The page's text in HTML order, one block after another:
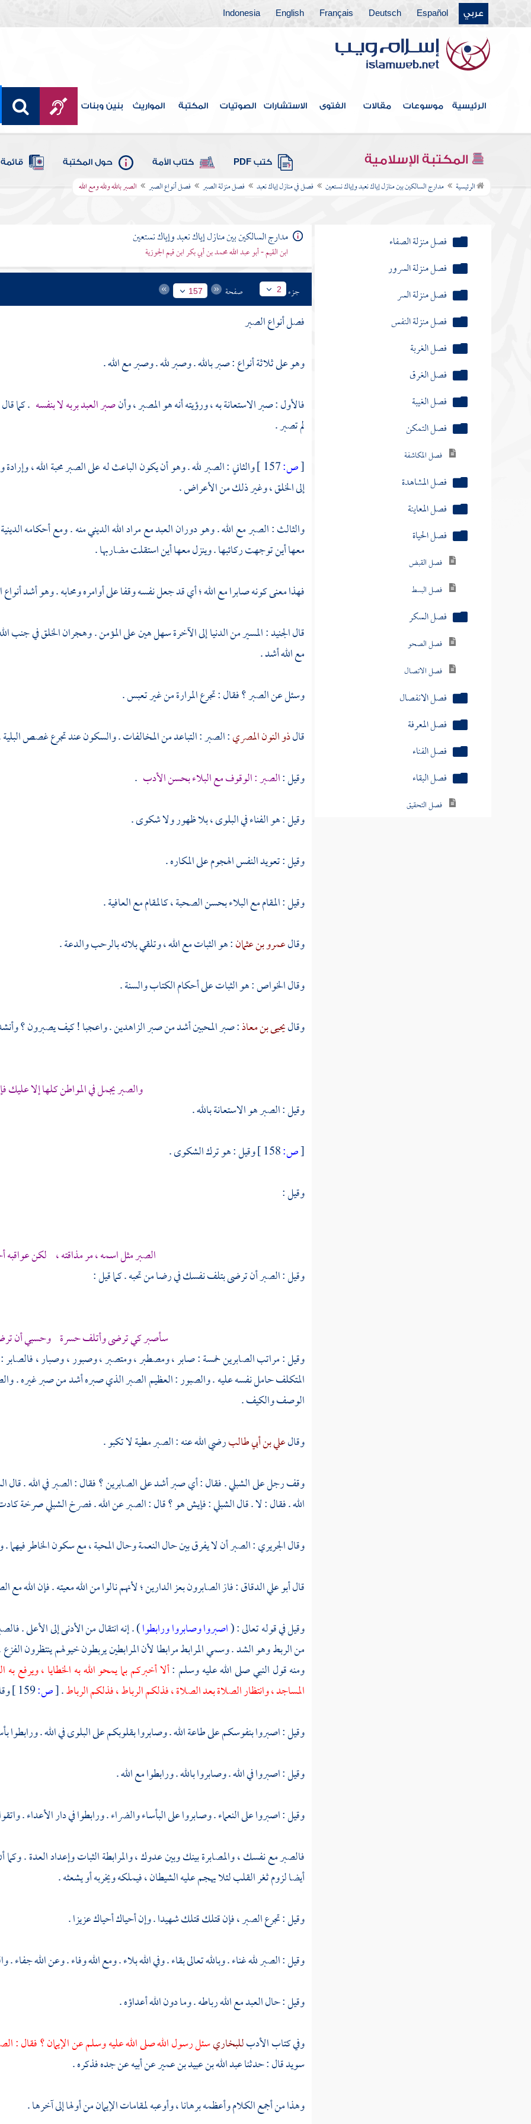
عربي Español
Deutsch
Français
English
Indonesia
الرئيسية موسوعات مقالات الفتوى الاستشارات الصوتيات المكتبة المواريث بنين وبنات
المكتبة الإسلامية كتب PDF كتاب الأمة حول المكتبة
الرئيسية مدارج السالكين بين منازل إياك نعبد وإياك نستعين فصل في منازل إياك نعبد فصل منزلة الصبر فصل أنواع الصبر الصبر بالله ولله ومع الله
فصل أنواع الصبر
الصبر بالله ولله ومع الله
فصل الصبر أصعب المنازل على
فصل درجات الصبر
فصل منزلة الرضا
فصل منزلة الصدق
فصل منزلة الإيثار
فصل منزلة الخلق
فصل منزلة التواضع
فصل منزلة الفتوة
فصل منزلة المروءة
فصل منزلة البسط
فصل منزلة العزم
فصل منزلة الإرادة
فصل منزلة الأدب
فصل منزلة اليقين
فصل منزلة الأنس بالله
فصل منزلة الذكر
فصل منزلة الفقر
فصل منزلة الغنى
فصل منزلة المراد
فصل منزلة الإحسان
فصل منزلة العلم
فصل منزلة الحكمة
فصل منزلة الفراسة
فصل منزلة التعظيم
منزلة الإلهام والإفهام والوحي والتحديث
مدارج السالكين بين منازل إياك نعبد وإياك نستعين
ابن القيم - أبو عبد الله محمد بن أبي بكر ابن قيم الجوزية
جزء 2 صفحة 157
فصل أنواع الصبر
وهو على ثلاثة أنواع : صبر بالله . وصبر لله . وصبر مع الله .
فالأول : صبر الاستعانة به ، ورؤيته أنه هو المصبر ، وأنصبر العبد بربه لا بنفسه . كما
لم تصبر .
[ص:
والثاني : الصبر لله . وهو أن يكون الباعث له على الصبر محبة الله ،
إلى الخلق ، وغير ذلك من الأعراض .
والثالث : الصبر مع الله . وهو دوران العبد مع مراد الله الديني منه . ومع أحكامه
معها أين توجهت ركائبها . وينزل معها أين استقلت مضاربها .
فهذا معنى كونه صابرا مع الله ؛ أي قد جعل نفسه وقفا على أوامره ومحابه . وهو أشد
قالالجنيد: المسير من الدنيا إلى الآخرة سهل هين على المؤمن . وهجران الخلق في جنب
مع الله أشد .
وسئل عن الصبر ؟ فقال : تجرع المرارة من غير تعبس .
قالذو النون المصري: الصبر : التباعد من المخالفات . والسكون عند تجرع غصص
وقيل :الصبر : الوقوف مع البلاء بحسن الأدب .
وقيل : هو الفناء في البلوى ، بلا ظهور ولا شكوى .
وقيل : تعويد النفس الهجوم على المكاره .
وقيل : المقام مع البلاء بحسن الصحبة ، كالمقام مع العافية .
وقالعمرو بن عثمان: هو الثبات مع الله ، وتلقي بلائه بالرحب والدعة .
وقالالخواص: هو الثبات على أحكام الكتاب والسنة .
وقاليحيى بن معاذ: صبر المحبين أشد من صبر الزاهدين . واعجبا ! كيف يصبرون ؟
والصبر يجمل في المواطن كلها إلا عليك
وقيل : الصبر هو الاستعانة بالله .
[ص:
وقيل : هو ترك الشكوى .
وقيل :
الصبر مثل اسمه ، مر مذاقته ، لكن عواقبه
وقيل : الصبر أن ترضى بتلف نفسك في رضا من تحبه . كما قيل :
سأصبر كي ترضى وأتلف حسرة وحسبي أن
وقيل : مراتب الصابرين خمسة : صابر ، ومصطبر ، ومتصبر ، وصبور ، وصبار ، فالصابر :
المتكلف حامل نفسه عليه . والصبور : العظيم الصبر الذي صبره أشد من صبر غيره .
الوصف والكيف .
وقالعلي بن أبي طالبرضي الله عنه : الصبر مطية لا تكبو .
وقف رجل علىالشبلي. فقال : أي صبر أشد على الصابرين ؟ فقال : الصبر في الله . قال
الله . فقال : لا . قالالشبلي: فإيش هو ؟ قال : الصبر عن الله . فصرخالشبليصرخة
وقالالجريري: الصبر أن لا يفرق بين حال النعمة وحال المحبة ، مع سكون الخاطر
قالأبو علي الدقاق: فاز الصابرون بعز الدارين ؛ لأنهم نالوا من الله معيته . فإن الله مع
وقيل في قوله تعالى : (اصبروا وصابروا ورابطوا) . إنه انتقال من الأدنى إلى الأعلى .
من الربط وهو الشد . وسمي المرابط مرابطا لأن المرابطين يربطون خيولهم ينتظرون
ومنه قول النبي صلى الله عليه وسلم :ألا أخبركم بما يمحو الله به الخطايا ، ويرفع
المساجد ، وانتظار الصلاة بعد الصلاة ، فذلكم الرباط ، فذلكم الرباط.
[ص:
وقيل : اصبروا بنفوسكم على طاعة الله . وصابروا بقلوبكم على البلوى في الله . ورابطوا
وقيل : اصبروا في الله . وصابروا بالله . ورابطوا مع الله .
وقيل : اصبروا على النعماء . وصابروا على البأساء والضراء . ورابطوا في دار الأعداء .
فالصبر مع نفسك ، والمصابرة بينك وبين عدوك ، والمرابطة الثبات وإعداد العدة .
أيضا لزوم ثغر القلب لئلا يهجم عليه الشيطان ، فيملكه ويخربه أو يشعثه .
وقيل : تجرع الصبر ، فإن قتلك قتلك شهيدا . وإن أحياك أحياك عزيزا .
وقيل : الصبر لله غناء . وبالله تعالى بقاء . وفي الله بلاء . ومع الله وفاء . وعن الله
وقيل : حال العبد مع الله رباطه . وما دون الله أعداؤه .
وفي كتاب الأدبللبخاريسئل رسول الله صلى الله عليه وسلم عن الإيمان ؟ فقال :
سويدقال : حدثناعبد الله بن عبيد بن عميرعن أبيه عن جده فذكره .
وهذا من أجمع الكلام وأعظمه برهانا ، وأوعبه لمقامات الإيمان من أولها إلى آخرها .